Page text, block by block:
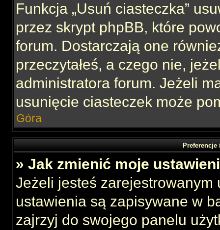
Funkcja „Usuń ciasteczka”
przez skrypt phpBB, które
forum. Dostarczają one
przeczytałeś, a czego nie,
administratora forum. Jeżeli
usunięcie ciasteczek może
Góra
» Jak zmienić moje
Jeżeli jesteś zarejestrowanym
ustawienia są zapisywane w
zajrzyj do swojego panelu